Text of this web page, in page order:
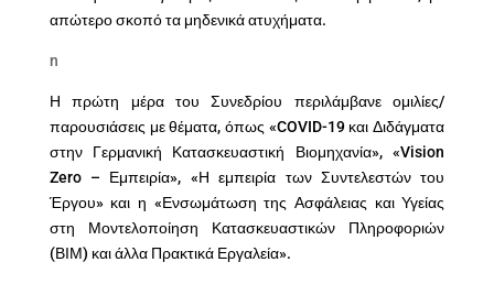
απώτερο σκοπό τα μηδενικά ατυχήματα.
n
Η πρώτη μέρα του Συνεδρίου περιλάμβανε ομιλίες/
παρουσιάσεις με θέματα, όπως «COVID-19 και Διδάγματα
στην Γερμανική Κατασκευαστική Βιομηχανία», «Vision
Zero – Εμπειρία», «Η εμπειρία των Συντελεστών του
Έργου» και η «Ενσωμάτωση της Ασφάλειας και Υγείας
στη Μοντελοποίηση Κατασκευαστικών Πληροφοριών
(ΒΙΜ) και άλλα Πρακτικά Εργαλεία».